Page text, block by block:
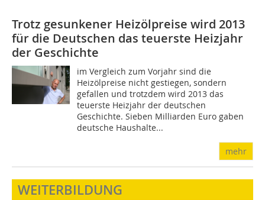
Trotz gesunkener Heizölpreise wird 2013
für die Deutschen das teuerste Heizjahr
der Geschichte
im Vergleich zum Vorjahr sind die
Heizölpreise nicht gestiegen, sondern
gefallen und trotzdem wird 2013 das
teuerste Heizjahr der deutschen
Geschichte. Sieben Milliarden Euro gaben
deutsche Haushalte...
mehr
WEITERBILDUNG